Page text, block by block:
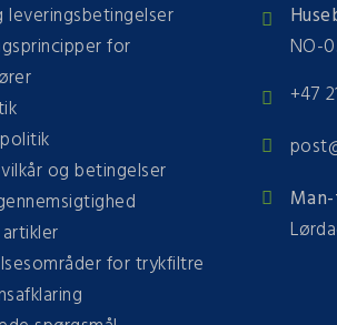
leveringsbetingelser
for
og betingelser
for trykfiltre
NO-
+47